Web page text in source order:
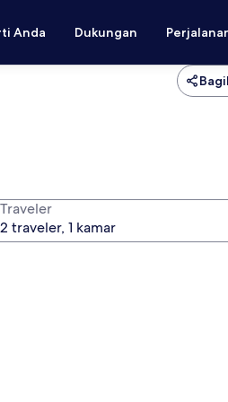
Anda Dukungan
Traveler